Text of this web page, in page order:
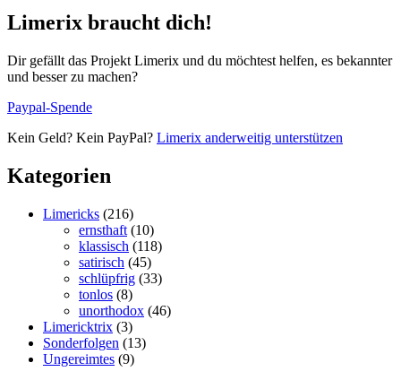
Limerix braucht dich!
Dir gefällt das Projekt Limerix und du möchtest helfen, es bekannter
und besser zu machen?
Paypal-Spende
Kein Geld? Kein PayPal? Limerix anderweitig unterstützen
Kategorien
Limericks (216)
ernsthaft (10)
klassisch (118)
satirisch (45)
schlüpfrig (33)
tonlos (8)
unorthodox (46)
Limericktrix (3)
Sonderfolgen (13)
Ungereimtes (9)